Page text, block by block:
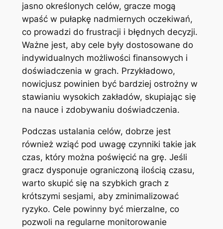
jasno określonych celów, gracze mogą
wpaść w pułapkę nadmiernych oczekiwań,
co prowadzi do frustracji i błędnych decyzji.
Ważne jest, aby cele były dostosowane do
indywidualnych możliwości finansowych i
doświadczenia w grach. Przykładowo,
nowicjusz powinien być bardziej ostrożny w
stawianiu wysokich zakładów, skupiając się
na nauce i zdobywaniu doświadczenia.
Podczas ustalania celów, dobrze jest
również wziąć pod uwagę czynniki takie jak
czas, który można poświęcić na grę. Jeśli
gracz dysponuje ograniczoną ilością czasu,
warto skupić się na szybkich grach z
krótszymi sesjami, aby zminimalizować
ryzyko. Cele powinny być mierzalne, co
pozwoli na regularne monitorowanie